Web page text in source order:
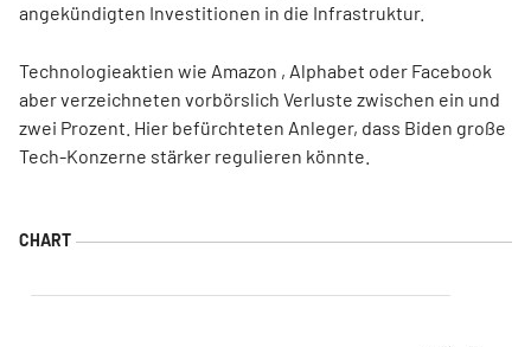
angekündigten Investitionen in die Infrastruktur.
Technologieaktien wie Amazon , Alphabet oder Facebook
aber verzeichneten vorbörslich Verluste zwischen ein und
zwei Prozent. Hier befürchteten Anleger, dass Biden große
Tech-Konzerne stärker regulieren könnte.